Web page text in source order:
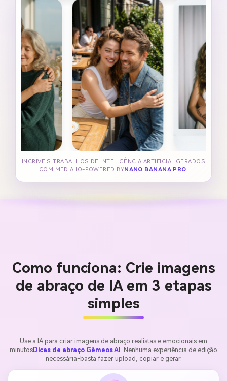
INCRÍVEIS TRABALHOS DE INTELIGÊNCIA ARTIFICIAL GERADOS
COM MEDIA.IO-POWERED BYNANO BANANA PRO.
Como funciona: Crie imagens
de abraço de IA em 3 etapas
simples
Use a IA para criar imagens de abraço realistas e emocionais em
minutosDicas de abraço Gêmeos AI . Nenhuma experiência de edição
necessária-basta fazer upload, copiar e gerar.